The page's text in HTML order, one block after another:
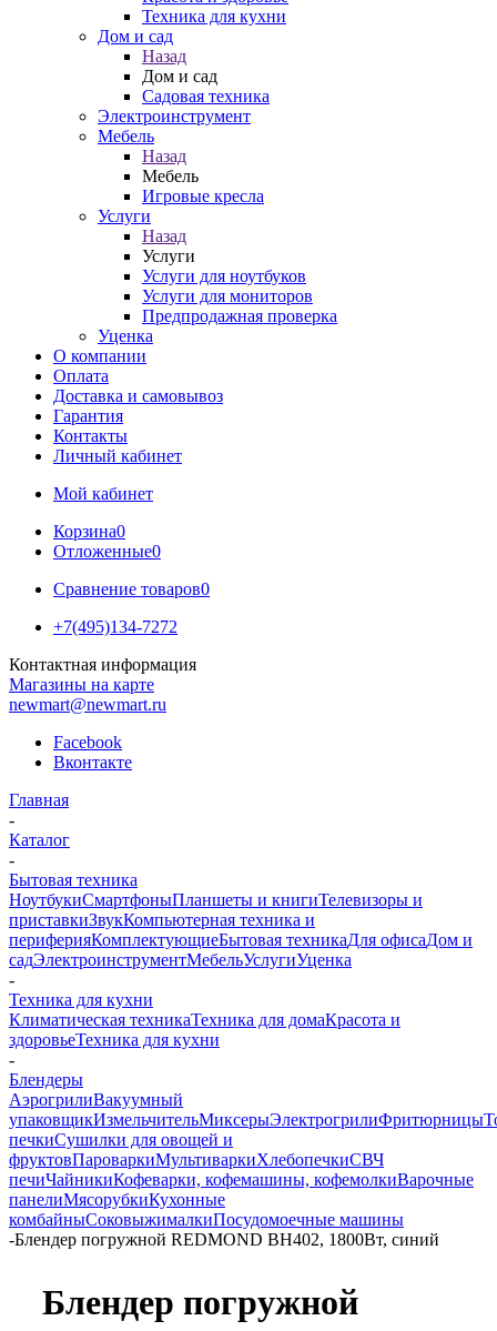
Техника для кухни
Дом и сад
Назад
Дом и сад
Садовая техника
Электроинструмент
Мебель
Назад
Мебель
Игровые кресла
Услуги
Назад
Услуги
Услуги для ноутбуков
Услуги для мониторов
Предпродажная проверка
Уценка
О компании
Оплата
Доставка и самовывоз
Гарантия
Контакты
Личный кабинет
Мой кабинет
Корзина0
Отложенные0
Сравнение товаров0
+7(495)134-7272
Контактная информация
Магазины на карте
newmart@newmart.ru
Facebook
Вконтакте
Главная
-
Каталог
-
Бытовая техника
НоутбукиСмартфоныПланшеты и книгиТелевизоры и
приставкиЗвукКомпьютерная техника и
периферияКомплектующиеБытовая техникаДля офисаДом и
садЭлектроинструментМебельУслугиУценка
-
Техника для кухни
Климатическая техникаТехника для домаКрасота и
здоровьеТехника для кухни
-
Блендеры
АэрогрилиВакуумный
упаковщикИзмельчительМиксерыЭлектрогрилиФритюрницы
печкиСушилки для овощей и
фруктовПароваркиМультиваркиХлебопечкиСВЧ
печиЧайникиКофеварки, кофемашины, кофемолкиВарочные
панелиМясорубкиКухонные
комбайныСоковыжималкиПосудомоечные машины
-Блендер погружной REDMOND BH402, 1800Вт, синий
Блендер погружной